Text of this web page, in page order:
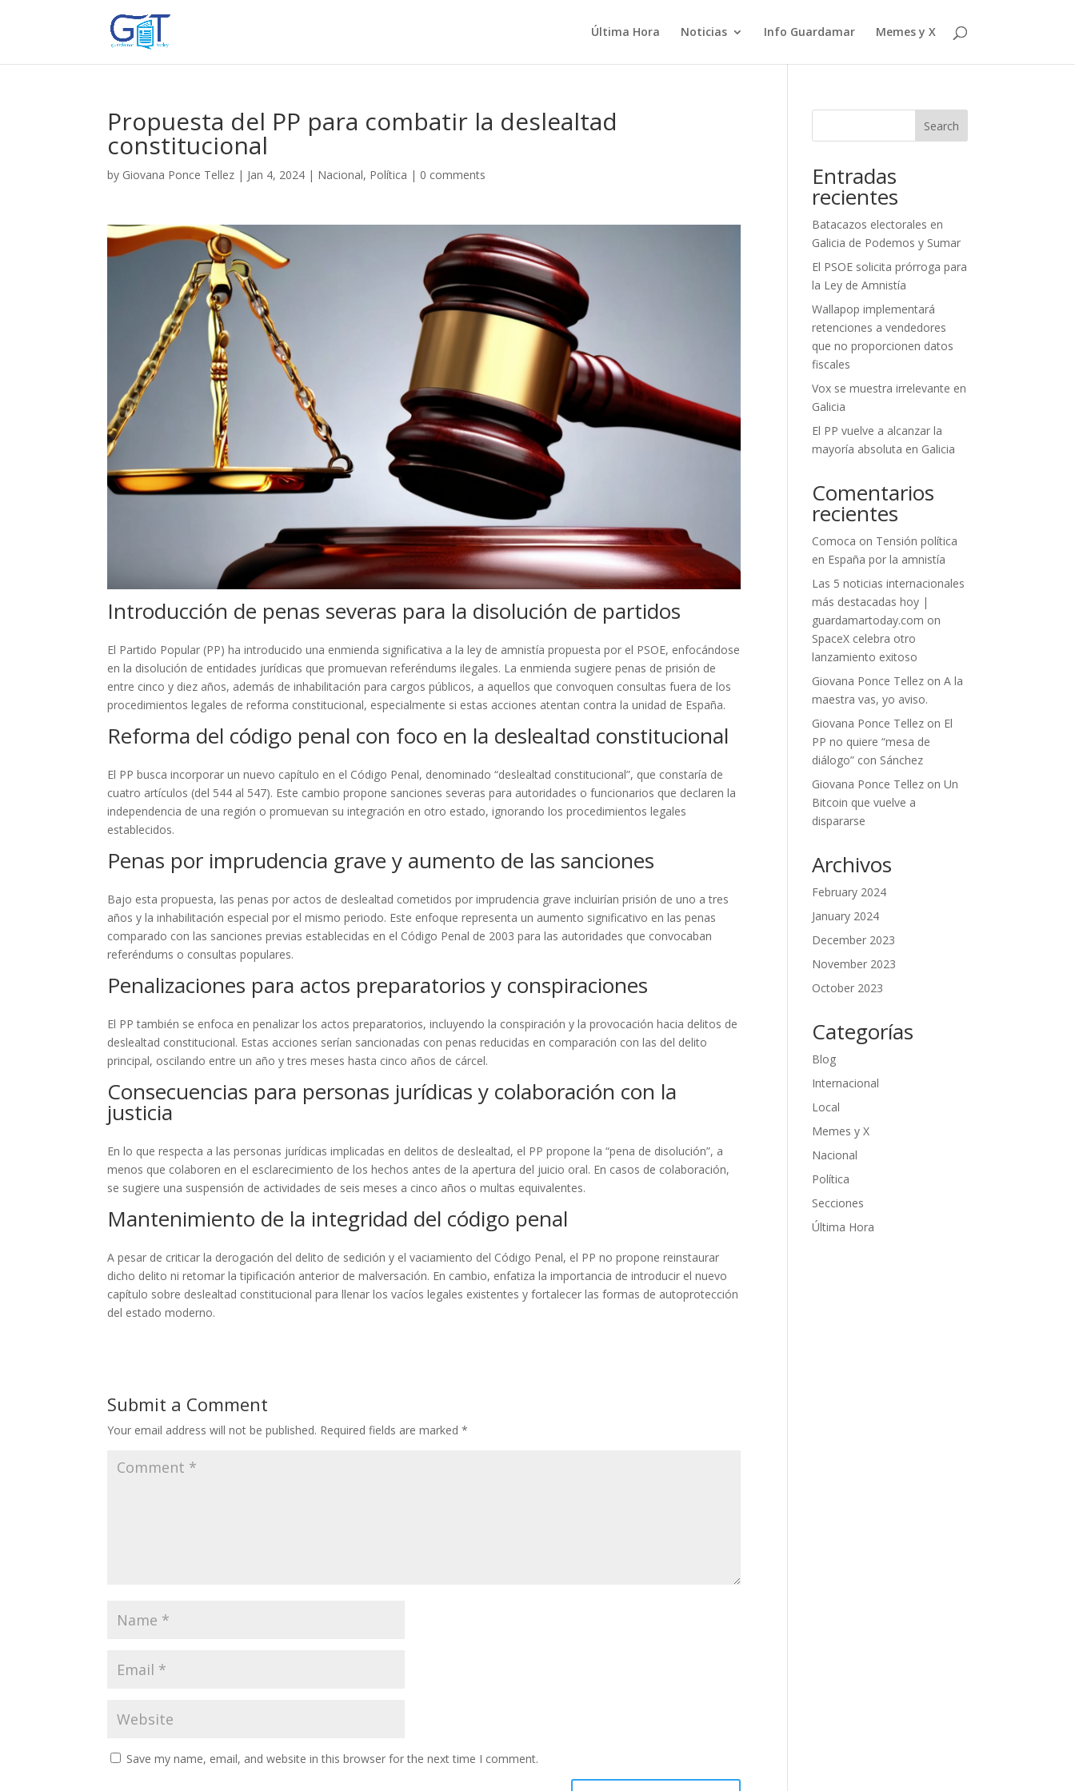
Última Hora Noticias Info Guardamar Memes y X
Propuesta del PP para combatir la deslealtad
constitucional
by Giovana Ponce Tellez | Jan 4, 2024 | Nacional, Política | 0 comments
Introducción de penas severas para la disolución de partidos
El Partido Popular (PP) ha introducido una enmienda significativa a la ley de amnistía propuesta por el PSOE, enfocándose
en la disolución de entidades jurídicas que promuevan referéndums ilegales. La enmienda sugiere penas de prisión de
entre cinco y diez años, además de inhabilitación para cargos públicos, a aquellos que convoquen consultas fuera de los
procedimientos legales de reforma constitucional, especialmente si estas acciones atentan contra la unidad de España.
Reforma del código penal con foco en la deslealtad constitucional
El PP busca incorporar un nuevo capítulo en el Código Penal, denominado “deslealtad constitucional”, que constaría de
cuatro artículos (del 544 al 547). Este cambio propone sanciones severas para autoridades o funcionarios que declaren la
independencia de una región o promuevan su integración en otro estado, ignorando los procedimientos legales
establecidos.
Penas por imprudencia grave y aumento de las sanciones
Bajo esta propuesta, las penas por actos de deslealtad cometidos por imprudencia grave incluirían prisión de uno a tres
años y la inhabilitación especial por el mismo periodo. Este enfoque representa un aumento significativo en las penas
comparado con las sanciones previas establecidas en el Código Penal de 2003 para las autoridades que convocaban
referéndums o consultas populares.
Penalizaciones para actos preparatorios y conspiraciones
El PP también se enfoca en penalizar los actos preparatorios, incluyendo la conspiración y la provocación hacia delitos de
deslealtad constitucional. Estas acciones serían sancionadas con penas reducidas en comparación con las del delito
principal, oscilando entre un año y tres meses hasta cinco años de cárcel.
Consecuencias para personas jurídicas y colaboración con la
justicia
En lo que respecta a las personas jurídicas implicadas en delitos de deslealtad, el PP propone la “pena de disolución”, a
menos que colaboren en el esclarecimiento de los hechos antes de la apertura del juicio oral. En casos de colaboración,
se sugiere una suspensión de actividades de seis meses a cinco años o multas equivalentes.
Mantenimiento de la integridad del código penal
A pesar de criticar la derogación del delito de sedición y el vaciamiento del Código Penal, el PP no propone reinstaurar
dicho delito ni retomar la tipificación anterior de malversación. En cambio, enfatiza la importancia de introducir el nuevo
capítulo sobre deslealtad constitucional para llenar los vacíos legales existentes y fortalecer las formas de autoprotección
del estado moderno.
Submit a Comment
Your email address will not be published. Required fields are marked*
Save my name, email, and website in this browser for the next time I comment.
Search
Entradas
recientes
Batacazos electorales en
Galicia de Podemos y Sumar
El PSOE solicita prórroga para
la Ley de Amnistía
Wallapop implementará
retenciones a vendedores
que no proporcionen datos
fiscales
Vox se muestra irrelevante en
Galicia
El PP vuelve a alcanzar la
mayoría absoluta en Galicia
Comentarios
recientes
Comoca on Tensión política
en España por la amnistía
Las 5 noticias internacionales
más destacadas hoy |
guardamartoday.com on
SpaceX celebra otro
lanzamiento exitoso
Giovana Ponce Tellez onA la
maestra vas, yo aviso.
Giovana Ponce Tellez on El
PP no quiere “mesa de
diálogo” con Sánchez
Giovana Ponce Tellez onUn
Bitcoin que vuelve a
dispararse
Archivos
February 2024
January 2024
December 2023
November 2023
October 2023
Categorías
Blog
Internacional
Local
Memes y X
Nacional
Política
Secciones
Última Hora